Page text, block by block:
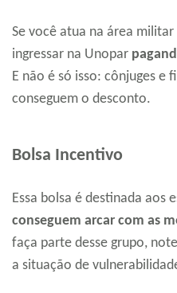
Se você atua na área
ingressar na Unopar
E não é só isso: cônjuges e
conseguem o desconto.
Bolsa Incentivo
Essa bolsa é destinada aos
conseguem arcar com as
faça parte desse grupo,
a situação de